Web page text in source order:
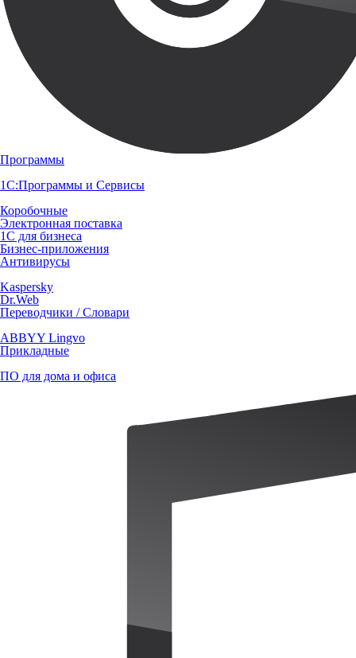
Программы
1С:Программы и Сервисы
Коробочные
Электронная поставка
1С для бизнеса
Бизнес-приложения
Антивирусы
Kaspersky
Dr.Web
Переводчики / Словари
ABBYY Lingvo
Прикладные
ПО для дома и офиса